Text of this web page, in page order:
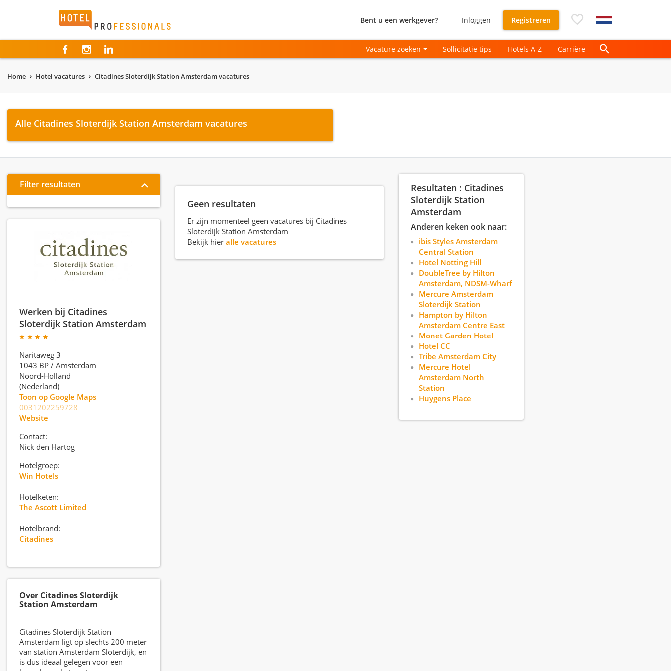
Hotelprofessionals Bent u een werkgever? Inloggen Registreren
Vacature zoeken Sollicitatie tips Hotels A-Z Carrière
Home Hotel vacatures Citadines Sloterdijk Station Amsterdam vacatures
Alle Citadines Sloterdijk Station Amsterdam vacatures
Filter resultaten
Werken bij Citadines
Sloterdijk Station Amsterdam
Naritaweg 3
1043 BP / Amsterdam
Noord-Holland
(Nederland)
Toon op Google Maps
0031202259728
Website
Contact:
Nick den Hartog
Hotelgroep:
Win Hotels
Hotelketen:
The Ascott Limited
Hotelbrand:
Citadines
Over Citadines Sloterdijk
Station Amsterdam
Citadines Sloterdijk Station
Amsterdam ligt op slechts 200 meter
van station Amsterdam Sloterdijk, en
is dus ideaal gelegen voor een
Geen resultaten
Er zijn momenteel geen vacatures bij Citadines
Sloterdijk Station Amsterdam
Bekijk hier alle vacatures
Resultaten : Citadines
Sloterdijk Station
Amsterdam
Anderen keken ook naar:
ibis Styles Amsterdam
Central Station
Hotel Notting Hill
DoubleTree by Hilton
Amsterdam, NDSM-Wharf
Mercure Amsterdam
Sloterdijk Station
Hampton by Hilton
Amsterdam Centre East
Monet Garden Hotel
Hotel CC
Tribe Amsterdam City
Mercure Hotel
Amsterdam North
Station
Huygens Place